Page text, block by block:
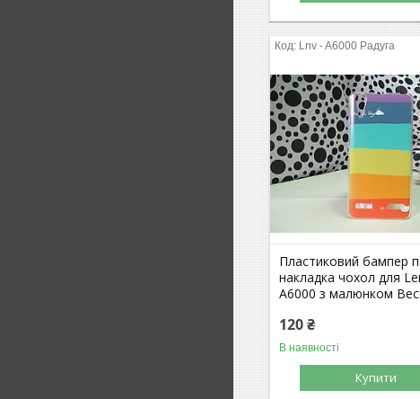
Lnv - A6000 Радуга
Пластиковий бампер
накладка чохол для
A6000 з малюнком
120 ₴
В наявності
Купити